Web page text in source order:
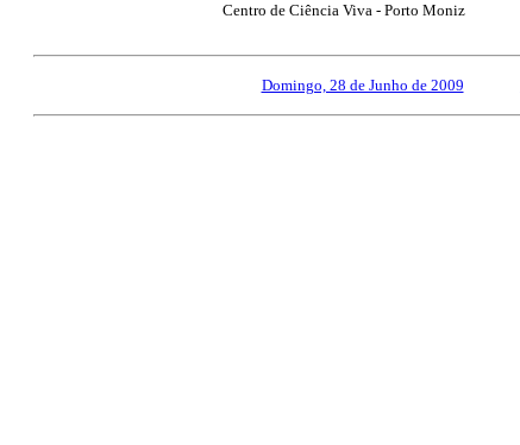
Centro de Ciência Viva - Porto Moniz
Domingo, 28 de Junho de 2009